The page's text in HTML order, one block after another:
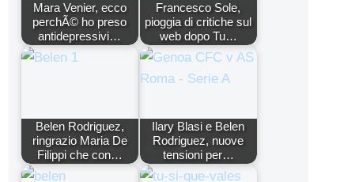
Mara Venier, ecco
perchÃ© ho preso
antidepressivi…
Francesco Sole,
pioggia di critiche sul
web dopo Tu…
Belen Rodriguez,
ringrazio Maria De
Filippi che con…
Ilary Blasi e Belen
Rodriguez, nuove
tensioni per…